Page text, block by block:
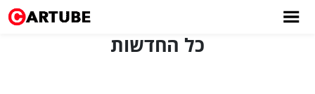
כל החדשות